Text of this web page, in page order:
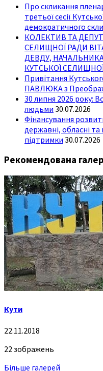
Про скликання
третьої сесії
демократичного
КОЛЕКТИВ ТА
СЕЛИЩНОЇ РАДИ
ДЕВДУ,
КУТСЬКОЇ
Привітання
ПАВЛЮКА з
30 липня 2026 року:
людьми 30.07.2026
Фінансування
державні, обласні
підтримки 30.07.2026
Рекомендована
Кути
22.11.2018
22 зображень
Більше галерей